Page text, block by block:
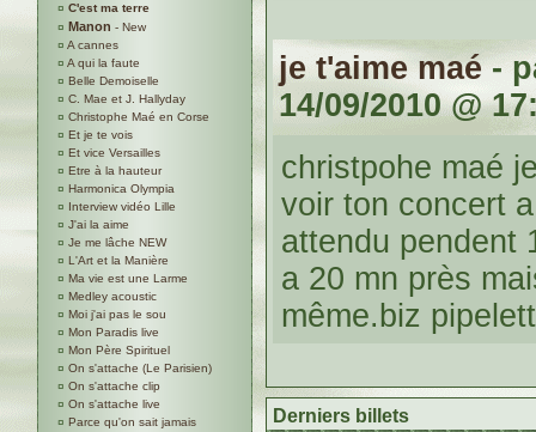
¤ C'est ma terre
¤ Manon - New
¤ A cannes
¤ A qui la faute
¤ Belle Demoiselle
¤ C. Mae et J. Hallyday
¤ Christophe Maé en Corse
¤ Et je te vois
¤ Et vice Versailles
¤ Etre à la hauteur
¤ Harmonica Olympia
¤ Interview vidéo Lille
¤ J'ai la aime
¤ Je me lâche NEW
¤ L'Art et la Manière
¤ Ma vie est une Larme
¤ Medley acoustic
¤ Moi j'ai pas le sou
¤ Mon Paradis live
¤ Mon Père Spirituel
¤ On s'attache (Le Parisien)
¤ On s'attache clip
¤ On s'attache live
¤ Parce qu'on sait jamais
je t'aime maé-
14/09/2010 @
christpohe maé
voir ton concert
attendu pendent
a 20 mn près
même.biz
Derniers billets